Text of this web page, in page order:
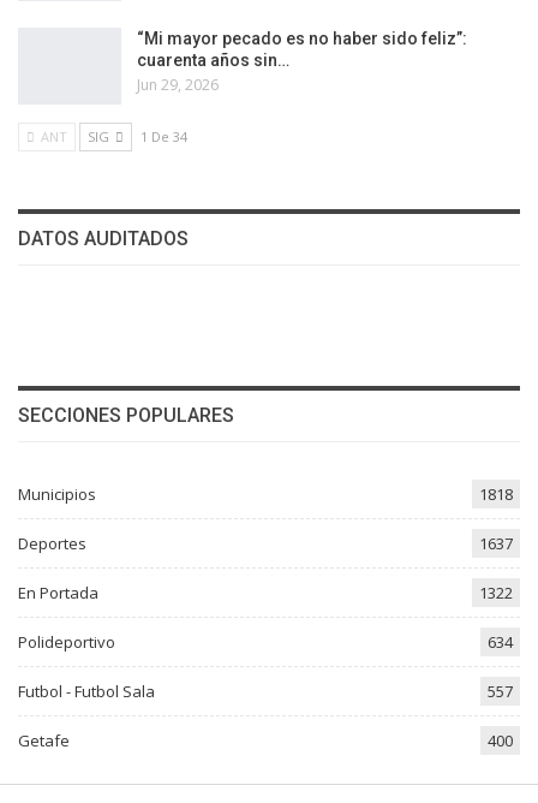
“Mi mayor pecado es no haber sido feliz”:
cuarenta años sin…
Jun 29, 2026
ANT SIG 1 De 34
DATOS AUDITADOS
SECCIONES POPULARES
Municipios 1818
Deportes 1637
En Portada 1322
Polideportivo 634
Futbol - Futbol Sala 557
Getafe 400